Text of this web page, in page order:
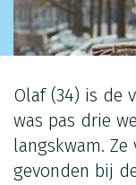
Olaf (34) is de
was pas drie
langskwam.
gevonden bij